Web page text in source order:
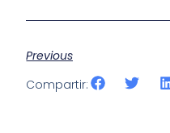
Previous
Compartir: